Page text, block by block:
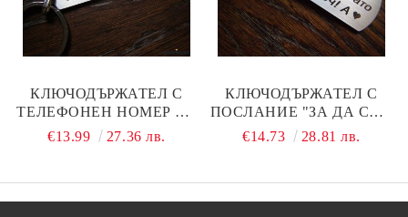
КЛЮЧОДЪРЖАТЕЛ С
ТЕЛЕФОНЕН НОМЕР ОТ
НЕРЪЖДАЕМА
€13.99 27.36 лв.
КЛЮЧОДЪРЖАТЕЛ С
ПОСЛАНИЕ "ЗА ДА СЪМ
С ТЕБ, ДОРИ КОГАТО
€14.73 28.81 лв.